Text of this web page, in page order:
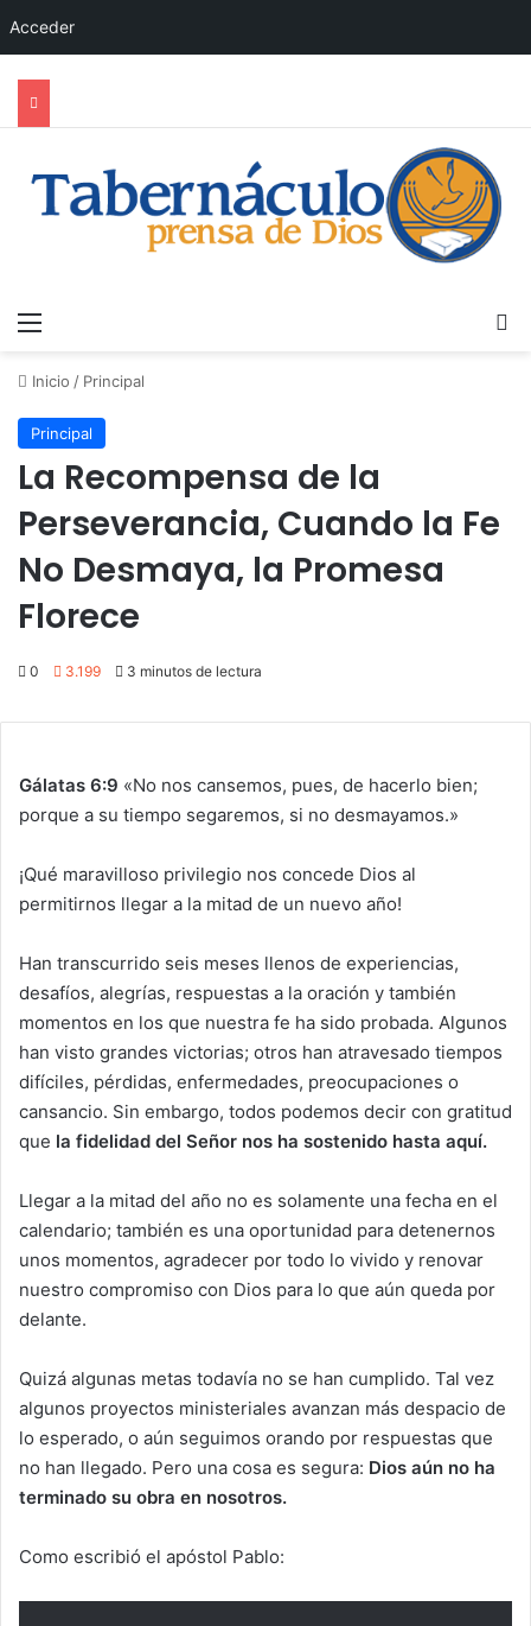
Acceder
Inicio / Principal
Principal
La Recompensa de la
Perseverancia, Cuando la Fe
No Desmaya, la Promesa
Florece
0 3.199 3 minutos de lectura
Gálatas 6:9 «No nos cansemos, pues, de hacerlo bien;
porque a su tiempo segaremos, si no desmayamos.»
¡Qué maravilloso privilegio nos concede Dios al
permitirnos llegar a la mitad de un nuevo año!
Han transcurrido seis meses llenos de experiencias,
desafíos, alegrías, respuestas a la oración y también
momentos en los que nuestra fe ha sido probada. Algunos
han visto grandes victorias; otros han atravesado tiempos
difíciles, pérdidas, enfermedades, preocupaciones o
cansancio. Sin embargo, todos podemos decir con gratitud
que la fidelidad del Señor nos ha sostenido hasta aquí.
Llegar a la mitad del año no es solamente una fecha en el
calendario; también es una oportunidad para detenernos
unos momentos, agradecer por todo lo vivido y renovar
nuestro compromiso con Dios para lo que aún queda por
delante.
Quizá algunas metas todavía no se han cumplido. Tal vez
algunos proyectos ministeriales avanzan más despacio de
lo esperado, o aún seguimos orando por respuestas que
no han llegado. Pero una cosa es segura: Dios aún no ha
terminado su obra en nosotros.
Como escribió el apóstol Pablo: